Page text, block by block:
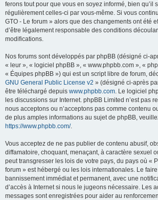
ferons tout pour que vous en soyez informé, bien qu’il
régulièrement celles-ci par vous-même. Si vous
GTO - Le forum » alors que des changements ont été
d’être légalement responsable des conditions
modifications.
Nos forums sont développés par phpBB (désigné ci-
« leur », « logiciel phpBB », « www.phpbb.com », «
« Équipes phpBB ») qui est un script libre de forum,
GNU General Public License v2 » (désigné ci-après
être téléchargé depuis www.phpbb.com. Le logiciel
les discussions sur Internet. phpBB Limited n’est pas
nous acceptons ou n’acceptons pas comme contenu
de plus amples informations au sujet de phpBB,
https://www.phpbb.com/.
Vous acceptez de ne pas publier de contenu abusif,
diffamatoire, choquant, menaçant, à caractère sexuel
peut transgresser les lois de votre pays, du pays où «
forum » est hébergé ou les lois internationales. Le
bannissement immédiat et permanent, avec une
d’accès à Internet si nous le jugeons nécessaire. Les
messages sont enregistrées pour aider au